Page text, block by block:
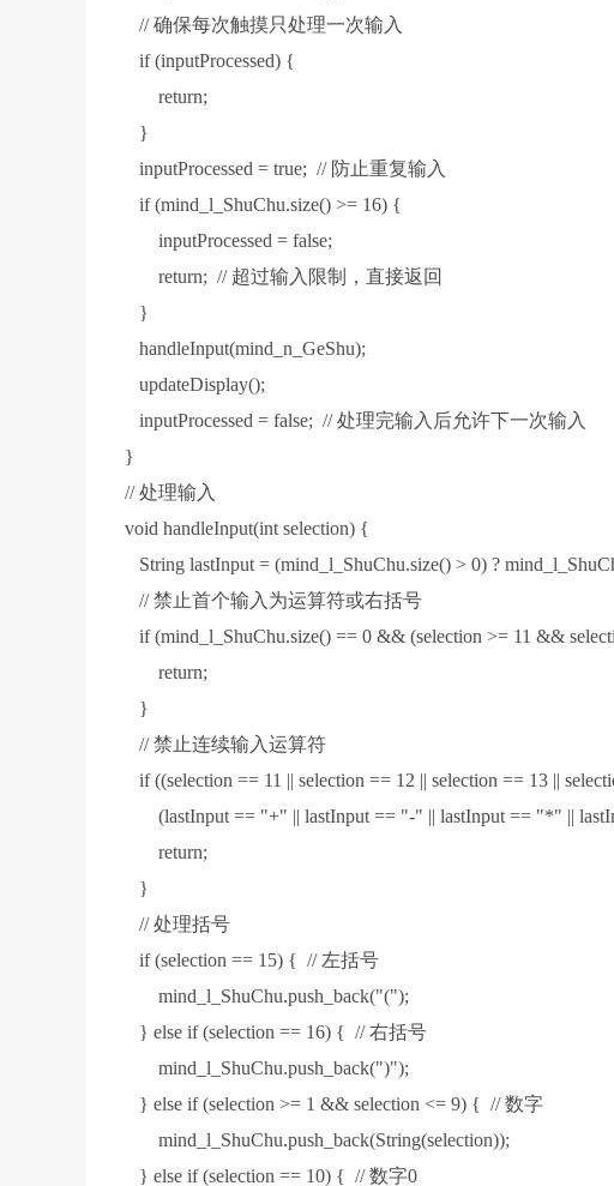
// 确保每次触摸只处理一次输入
if (inputProcessed) {
return;
}
inputProcessed = true; // 防止重复输入
if (mind_l_ShuChu.size() >= 16) {
inputProcessed = false;
return; // 超过输入限制，直接返回
}
handleInput(mind_n_GeShu);
updateDisplay();
inputProcessed = false; // 处理完输入后允许下一次输入
}
// 处理输入
void handleInput(int selection) {
String lastInput = (mind_l_ShuChu.size() > 0) ?
// 禁止首个输入为运算符或右括号
if (mind_l_ShuChu.size() == 0 && (selection >= 11 &&
return;
}
// 禁止连续输入运算符
if ((selection == 11 || selection == 12 || selection == 13 ||
(lastInput == "+" || lastInput == "-" || lastInput == "*" ||
return;
}
// 处理括号
if (selection == 15) { // 左括号
mind_l_ShuChu.push_back("(");
} else if (selection == 16) { // 右括号
mind_l_ShuChu.push_back(")");
} else if (selection >= 1 && selection <= 9) { // 数字
mind_l_ShuChu.push_back(String(selection));
} else if (selection == 10) { // 数字0